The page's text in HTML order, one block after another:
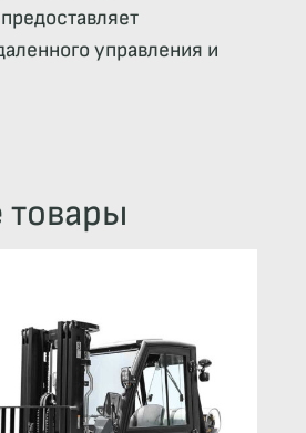
управления и